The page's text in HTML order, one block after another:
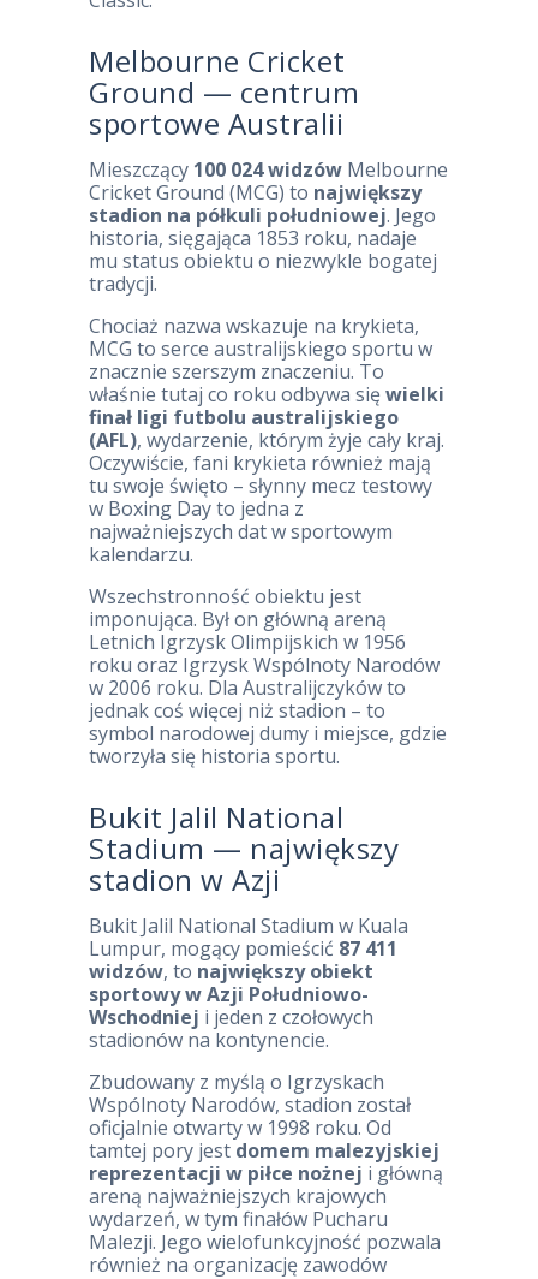
Melbourne Cricket
Ground — centrum
sportowe Australii
Mieszczący 100 024 widzów Melbourne
Cricket Ground (MCG) to największy
stadion na półkuli południowej. Jego
historia, sięgająca 1853 roku, nadaje
mu status obiektu o niezwykle bogatej
tradycji.
Chociaż nazwa wskazuje na krykieta,
MCG to serce australijskiego sportu w
znacznie szerszym znaczeniu. To
właśnie tutaj co roku odbywa sięwielki
finał ligi futbolu australijskiego
(AFL), wydarzenie, którym żyje cały kraj.
Oczywiście, fani krykieta również mają
tu swoje święto – słynny mecz testowy
w Boxing Day to jedna z
najważniejszych dat w sportowym
kalendarzu.
Wszechstronność obiektu jest
imponująca. Był on główną areną
Letnich Igrzysk Olimpijskich w 1956
roku oraz Igrzysk Wspólnoty Narodów
w 2006 roku. Dla Australijczyków to
jednak coś więcej niż stadion – to
symbol narodowej dumy i miejsce, gdzie
tworzyła się historia sportu.
Bukit Jalil National
Stadium — największy
stadion w Azji
Bukit Jalil National Stadium w Kuala
Lumpur, mogący pomieścić 87 411
widzów, to największy obiekt
sportowy w Azji Południowo-
Wschodniej i jeden z czołowych
stadionów na kontynencie.
Zbudowany z myślą o Igrzyskach
Wspólnoty Narodów, stadion został
oficjalnie otwarty w 1998 roku. Od
tamtej pory jest domem malezyjskiej
reprezentacji w piłce nożnej i główną
areną najważniejszych krajowych
wydarzeń, w tym finałów Pucharu
Malezji. Jego wielofunkcyjność pozwala
również na organizację zawodów